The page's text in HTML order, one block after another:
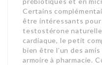
Certains
être intéressants
testostérone
cardiaque, le petit
bien être l’un des
armoire à pharmacie.